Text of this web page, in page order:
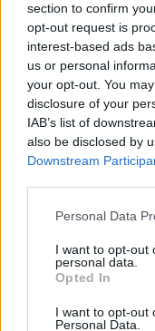
section to confirm
opt-out request is
interest-based ads
us or personal
your opt-out. You
disclosure of your
IAB’s list of
also be disclosed by
Downstream
Please note that this
not limited to your
grant or deny
use your data for
consent section.
Personal Data
I want to opt-out
personal data.
Opted In
I want to opt-out
Personal Data.
AUTOR